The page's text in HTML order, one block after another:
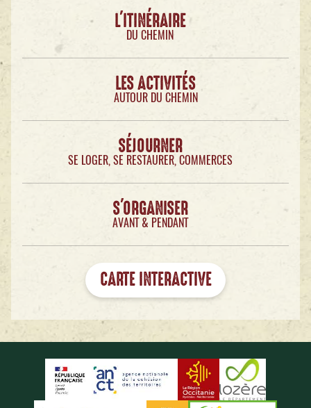
L'ITINÉRAIRE
DU CHEMIN
LES ACTIVITÉS
AUTOUR DU CHEMIN
SÉJOURNER
SE LOGER, SE RESTAURER, COMMERCES
S'ORGANISER
AVANT & PENDANT
CARTE INTERACTIVE